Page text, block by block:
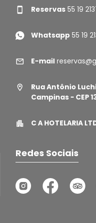
Reservas 55 19
Whatsapp 55 19
E-mail
Rua Antônio
Campinas - CEP
C A HOTELARIA
Redes Sociais